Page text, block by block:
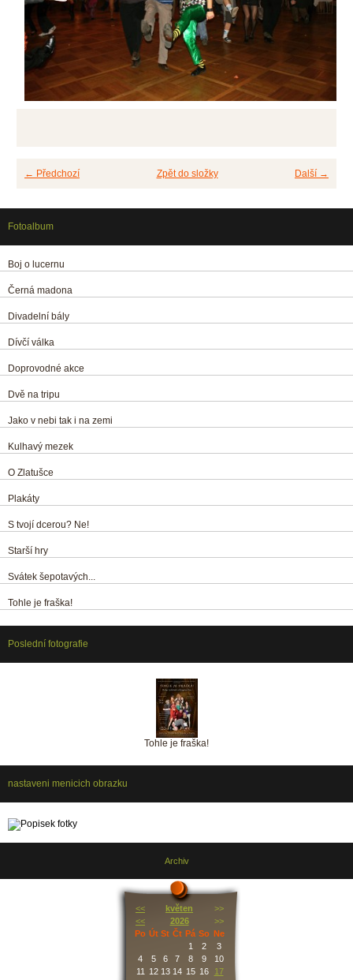
← Předchozí Další →
Zpět do složky
Fotoalbum
Boj o lucernu
Černá madona
Divadelní bály
Dívčí válka
Doprovodné akce
Dvě na tripu
Jako v nebi tak i na zemi
Kulhavý mezek
O Zlatušce
Plakáty
S tvojí dcerou? Ne!
Starší hry
Svátek šepotavých...
Tohle je fraška!
Poslední fotografie
Tohle je fraška!
nastaveni menicich obrazku
Archiv
<< květen
>>
<<
2026
>>
Po Út St Čt Pá So Ne
1
2
3
4
5 6 7 8 9
10
11
12 13 14 15 16
17